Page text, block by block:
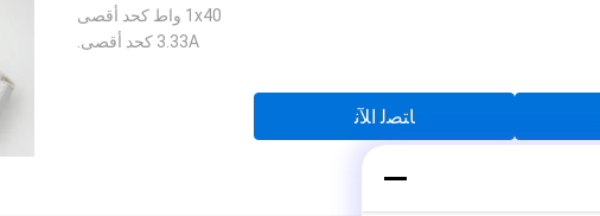
1x40 واط كحد أقصى
3.33A كحد أقصى.
ﺎﺘﺼﻟ ﺍﻶﻧ